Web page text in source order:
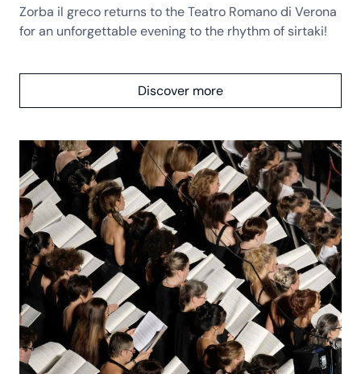
Zorba il greco returns to the Teatro Romano di Verona
for an unforgettable evening to the rhythm of sirtaki!
Discover more